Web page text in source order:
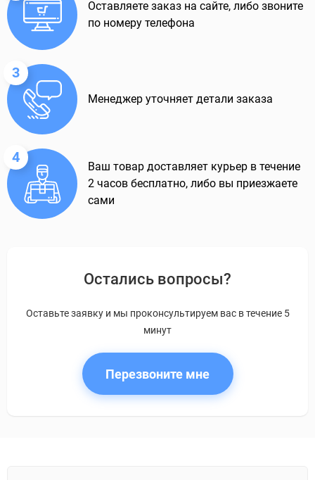
Оставляете заказ на сайте, либо звоните
по номеру телефона
3
Менеджер уточняет детали заказа
4
Ваш товар доставляет курьер в течение
2 часов бесплатно, либо вы приезжаете
сами
Остались вопросы?
Оставьте заявку и мы проконсультируем вас в течение 5
минут
Перезвоните мне